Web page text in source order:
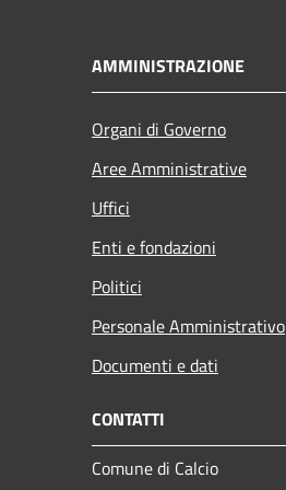
AMMINISTRAZIONE
Organi di Governo
Aree Amministrative
Uffici
Enti e fondazioni
Politici
Personale Amministrativo
Documenti e dati
CONTATTI
Comune di Calcio